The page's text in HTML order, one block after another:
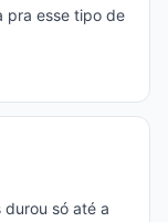
pra esse tipo de
só até a